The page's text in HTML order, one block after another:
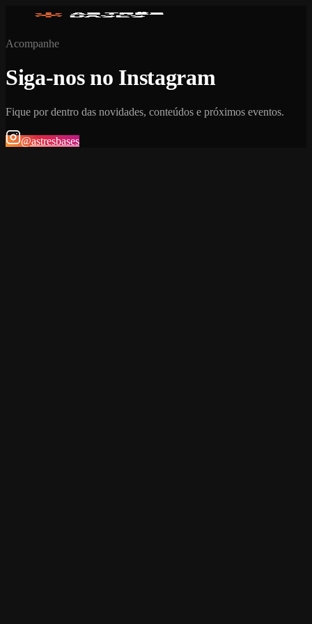
Acompanhe
Siga-nos no Instagram
Fique por dentro das novidades, conteúdos e próximos eventos.
@astresbases